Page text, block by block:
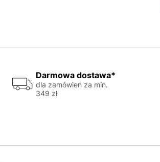
Darmowa dostawa*
dla zamówień za min.
349 zł